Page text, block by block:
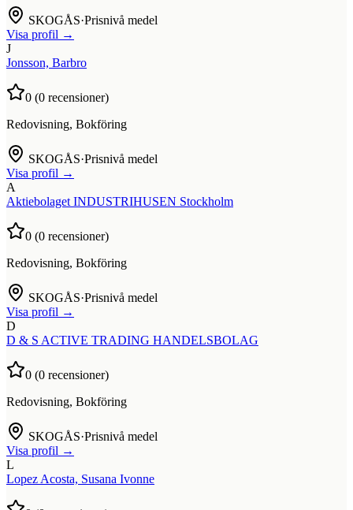
SKOGÅS·Prisnivå medel
Visa profil →
J
Jonsson, Barbro
0 (0 recensioner)
Redovisning, Bokföring
SKOGÅS·Prisnivå medel
Visa profil →
A
Aktiebolaget INDUSTRIHUSEN Stockholm
0 (0 recensioner)
Redovisning, Bokföring
SKOGÅS·Prisnivå medel
Visa profil →
D
D & S ACTIVE TRADING HANDELSBOLAG
0 (0 recensioner)
Redovisning, Bokföring
SKOGÅS·Prisnivå medel
Visa profil →
L
Lopez Acosta, Susana Ivonne